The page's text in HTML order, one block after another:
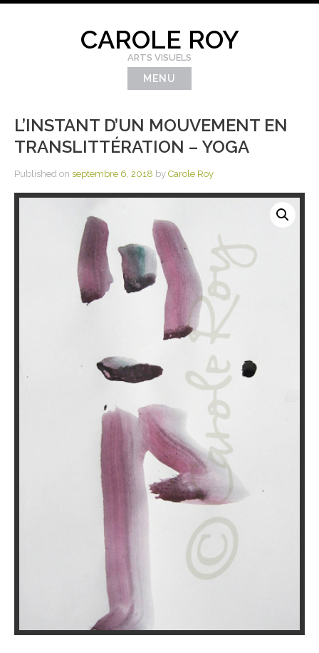
CAROLE ROY
ARTS VISUELS
MENU
L’INSTANT D’UN MOUVEMENT EN
TRANSLITTÉRATION – YOGA
Published on septembre 6, 2018 by Carole Roy